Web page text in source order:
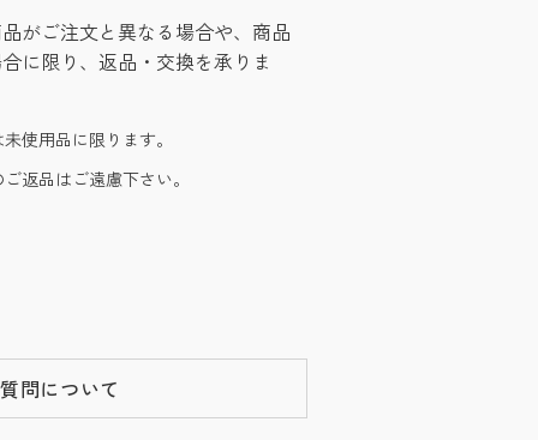
がご注文と異なる場合や、商品
に限り、返品・交換を承りま
使用品に限ります。
返品はご遠慮下さい。
問について